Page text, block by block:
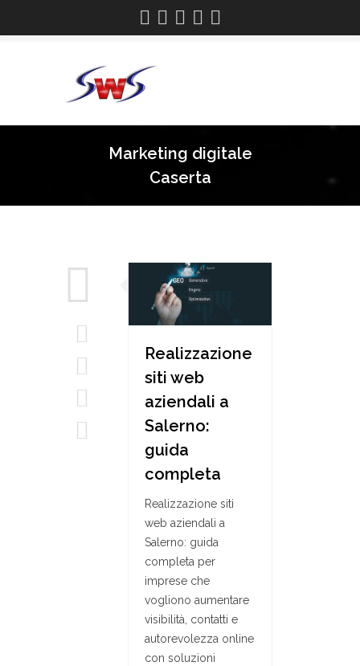
Marketing digitale
Caserta
Realizzazione
siti web
aziendali a
Salerno:
guida
completa
Realizzazione siti
web aziendali a
Salerno: guida
completa per
imprese che
vogliono aumentare
visibilità, contatti e
autorevolezza online
con soluzioni